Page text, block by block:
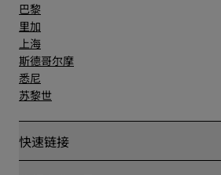
巴黎
里加
上海
斯德哥尔摩
悉尼
苏黎世
快速链接